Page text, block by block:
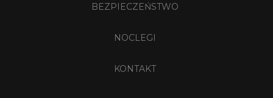
BEZPIECZEŃSTWO
NOCLEGI
KONTAKT